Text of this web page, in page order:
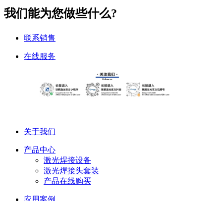
我们能为您做些什么?
联系销售
在线服务
关于我们
产品中心
激光焊接设备
激光焊接头套装
产品在线购买